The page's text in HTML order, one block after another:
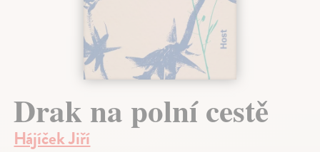
Drak na polní cestě
Hájíček Jiří